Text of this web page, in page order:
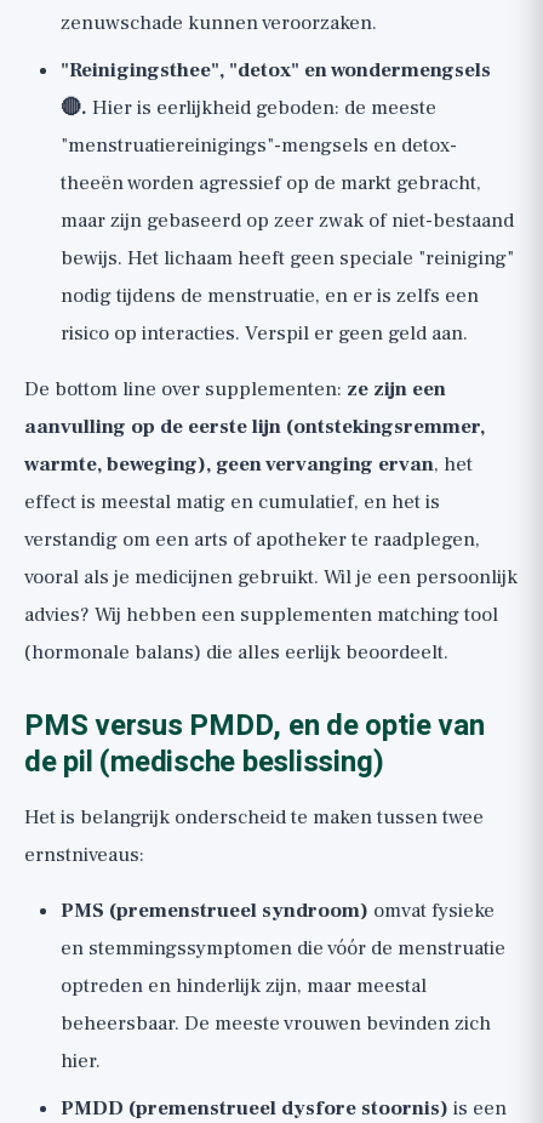
zenuwschade kunnen veroorzaken.
"Reinigingsthee", "detox" en wondermengsels
🔴. Hier is eerlijkheid geboden: de meeste
"menstruatiereinigings"-mengsels en detox-
theeën worden agressief op de markt gebracht,
maar zijn gebaseerd op zeer zwak of niet-bestaand
bewijs. Het lichaam heeft geen speciale "reiniging"
nodig tijdens de menstruatie, en er is zelfs een
risico op interacties. Verspil er geen geld aan.
De bottom line over supplementen: ze zijn een
aanvulling op de eerste lijn (ontstekingsremmer,
warmte, beweging), geen vervanging ervan, het
effect is meestal matig en cumulatief, en het is
verstandig om een arts of apotheker te raadplegen,
vooral als je medicijnen gebruikt. Wil je een persoonlijk
advies? Wij hebben een supplementen matching tool
(hormonale balans) die alles eerlijk beoordeelt.
PMS versus PMDD, en de optie van
de pil (medische beslissing)
Het is belangrijk onderscheid te maken tussen twee
ernstniveaus:
PMS (premenstrueel syndroom) omvat fysieke
en stemmingssymptomen die vóór de menstruatie
optreden en hinderlijk zijn, maar meestal
beheersbaar. De meeste vrouwen bevinden zich
hier.
PMDD (premenstrueel dysfore stoornis) is een